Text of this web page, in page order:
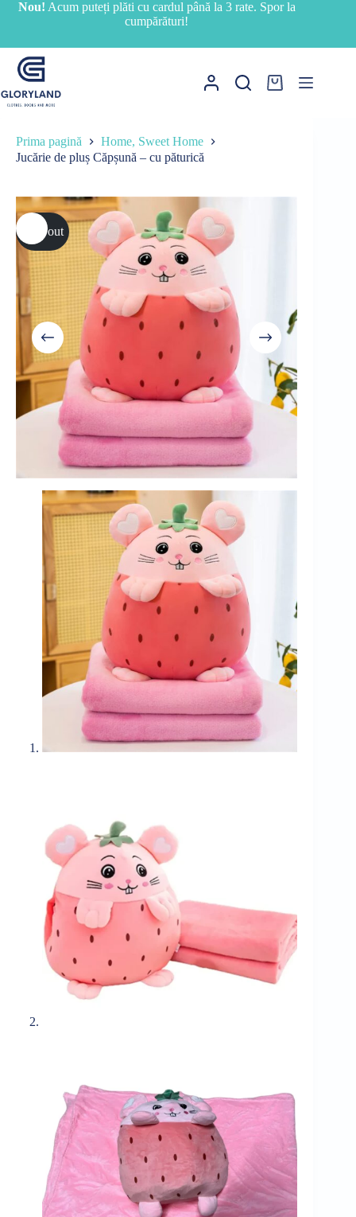
SariNou! Acum puteți plăti cu cardul până la 3 rate. Spor la
cumpărături!
Coș
Prima pagină
Home, Sweet Home
Jucărie de pluș Căpșună – cu păturică
Sold out